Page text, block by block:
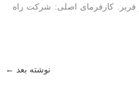
کارفرمای اصلی: شرکت راه­‌
نوشته بعد ←